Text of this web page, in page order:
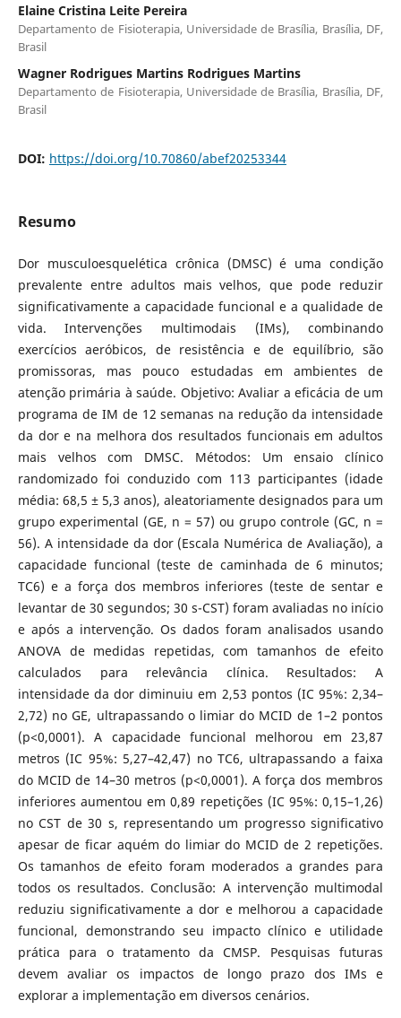
Elaine Cristina Leite Pereira
Departamento de Fisioterapia, Universidade de Brasília, Brasília, DF,
Brasil
Wagner Rodrigues Martins Rodrigues Martins
Departamento de Fisioterapia, Universidade de Brasília, Brasília, DF,
Brasil
DOI: https://doi.org/10.70860/abef20253344
Resumo
Dor musculoesquelética crônica (DMSC) é uma condição
prevalente entre adultos mais velhos, que pode reduzir
significativamente a capacidade funcional e a qualidade de
vida. Intervenções multimodais (IMs), combinando
exercícios aeróbicos, de resistência e de equilíbrio, são
promissoras, mas pouco estudadas em ambientes de
atenção primária à saúde. Objetivo: Avaliar a eficácia de um
programa de IM de 12 semanas na redução da intensidade
da dor e na melhora dos resultados funcionais em adultos
mais velhos com DMSC. Métodos: Um ensaio clínico
randomizado foi conduzido com 113 participantes (idade
média: 68,5 ± 5,3 anos), aleatoriamente designados para um
grupo experimental (GE, n = 57) ou grupo controle (GC, n =
56). A intensidade da dor (Escala Numérica de Avaliação), a
capacidade funcional (teste de caminhada de 6 minutos;
TC6) e a força dos membros inferiores (teste de sentar e
levantar de 30 segundos; 30 s-CST) foram avaliadas no início
e após a intervenção. Os dados foram analisados ​​usando
ANOVA de medidas repetidas, com tamanhos de efeito
calculados para relevância clínica. Resultados: A
intensidade da dor diminuiu em 2,53 pontos (IC 95%: 2,34–
2,72) no GE, ultrapassando o limiar do MCID de 1–2 pontos
(p<0,0001). A capacidade funcional melhorou em 23,87
metros (IC 95%: 5,27–42,47) no TC6, ultrapassando a faixa
do MCID de 14–30 metros (p<0,0001). A força dos membros
inferiores aumentou em 0,89 repetições (IC 95%: 0,15–1,26)
no CST de 30 s, representando um progresso significativo
apesar de ficar aquém do limiar do MCID de 2 repetições.
Os tamanhos de efeito foram moderados a grandes para
todos os resultados. Conclusão: A intervenção multimodal
reduziu significativamente a dor e melhorou a capacidade
funcional, demonstrando seu impacto clínico e utilidade
prática para o tratamento da CMSP. Pesquisas futuras
devem avaliar os impactos de longo prazo dos IMs e
explorar a implementação em diversos cenários.